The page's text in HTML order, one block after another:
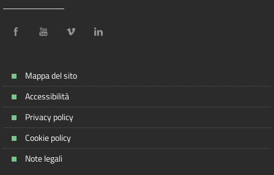
Mappa del sito
Accessibilità
Privacy policy
Cookie policy
Note legali